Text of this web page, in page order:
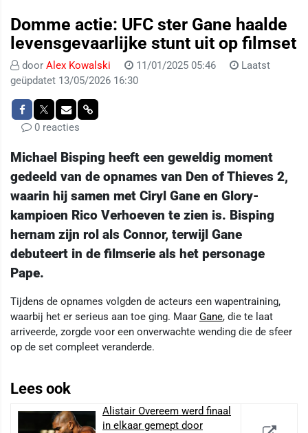
Domme actie: UFC ster Gane haalde
levensgevaarlijke stunt uit op filmset
door Alex Kowalski 11/01/2025 05:46
Laatst
geüpdatet 13/05/2026 16:30
0 reacties
Michael Bisping heeft een geweldig moment
gedeeld van de opnames van Den of Thieves 2,
waarin hij samen met Ciryl Gane en Glory-
kampioen Rico Verhoeven te zien is. Bisping
hernam zijn rol als Connor, terwijl Gane
debuteert in de filmserie als het personage
Pape.
Tijdens de opnames volgden de acteurs een wapentraining,
waarbij het er serieus aan toe ging. Maar Gane, die te laat
arriveerde, zorgde voor een onverwachte wending die de sfeer
op de set compleet veranderde.
Lees ook
Alistair Overeem werd finaal
in elkaar gemept door